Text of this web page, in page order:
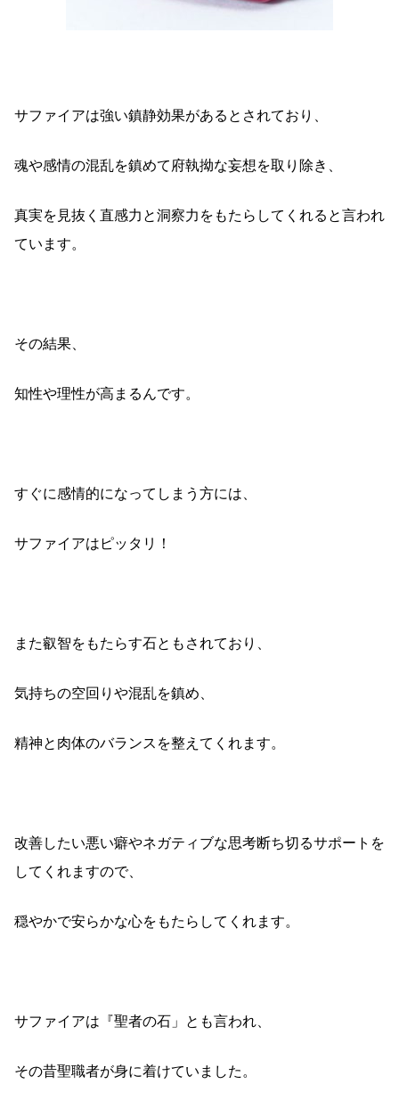
サファイアは強い鎮静効果があるとされており、
魂や感情の混乱を鎮めて府執拗な妄想を取り除き、
真実を見抜く直感力と洞察力をもたらしてくれると言われ
ています。
その結果、
知性や理性が高まるんです。
すぐに感情的になってしまう方には、
サファイアはピッタリ！
また叡智をもたらす石ともされており、
気持ちの空回りや混乱を鎮め、
精神と肉体のバランスを整えてくれます。
改善したい悪い癖やネガティブな思考断ち切るサポートを
してくれますので、
穏やかで安らかな心をもたらしてくれます。
サファイアは『聖者の石」とも言われ、
その昔聖職者が身に着けていました。